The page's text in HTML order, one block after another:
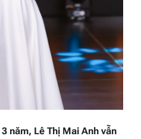
năm, Lê Thị Mai Anhvẫn